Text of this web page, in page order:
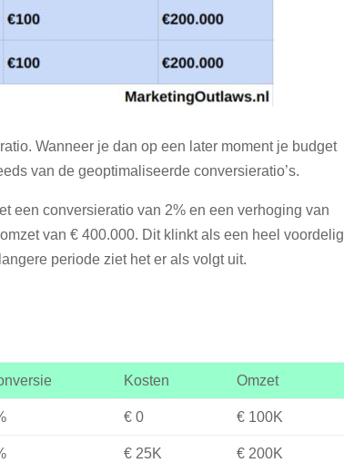
Wanneer je dan op een later moment je budget
van de geoptimaliseerde conversieratio’s.
een conversieratio van 2% en een verhoging van
van € 400.000. Dit klinkt als een heel voordelig
periode ziet het er als volgt uit.
Kosten Omzet
€ 0 € 100K
€ 25K € 200K